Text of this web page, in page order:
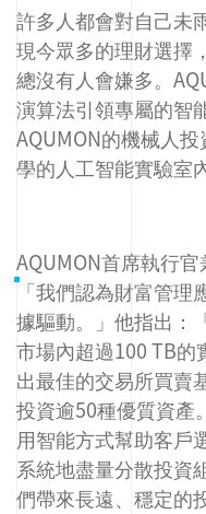
許多人都會對自己未
現今眾多的理財選擇
總沒有人會嫌多。
演算法引領專屬的智
AQUMON的機械人
學的人工智能實驗室
AQUMON首席執行
「我們認為財富管理
據驅動。」他指出：
市場內超過100 TB
出最佳的交易所買賣
投資逾50種優質資產
用智能方式幫助客戶
系統地盡量分散投資
們帶來長遠、穩定的